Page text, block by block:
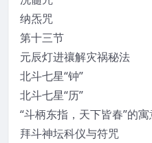
纳炁咒
第十三节
元辰灯进禳解灾祸秘法
北斗七星“钟”
北斗七星“历”
“斗柄东指，天下皆春”的
拜斗神坛科仪与符咒